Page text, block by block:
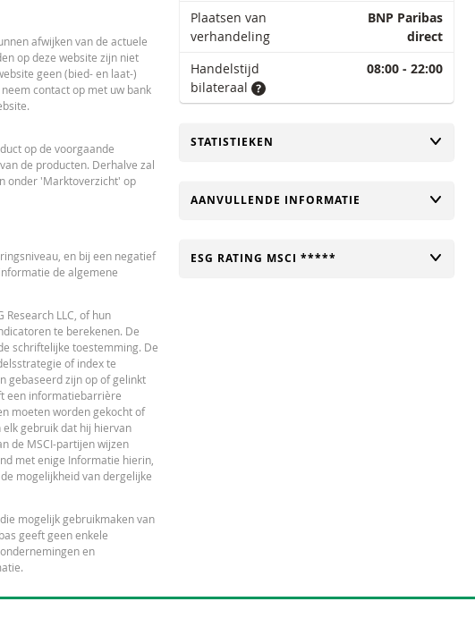
25.796,073
25.877,467
26.177,82
URL
afwijken van de actuele
op deze website zijn niet
geen (bied- en laat-)
contact op met uw bank
op de voorgaande
de producten. Derhalve zal
onder 'Marktoverzicht' op
en bij een negatief
de algemene
LLC, of hun
te berekenen. De
schriftelijke toestemming. De
of index te
gebaseerd zijn op of gelinkt
een informatiebarrière
moeten worden gekocht of
gebruik dat hij hiervan
de MSCI-partijen wijzen
met enige Informatie hierin,
mogelijkheid van dergelijke
mogelijk gebruikmaken van
geeft geen enkele
en
Plaatsen van
verhandeling
BNP Paribas
direct
Handelstijd
bilateraal
08:00 - 22:00
TOGGLE
STATISTIEKEN
TOGGLE
AANVULLENDE INFORMATIE
TOGGLE
ESG RATING MSCI *****